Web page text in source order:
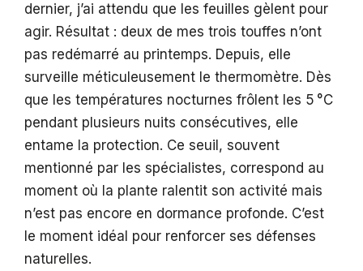
dernier, j’ai attendu que les feuilles gèlent pour
agir. Résultat : deux de mes trois touffes n’ont
pas redémarré au printemps. Depuis, elle
surveille méticuleusement le thermomètre. Dès
que les températures nocturnes frôlent les 5 °C
pendant plusieurs nuits consécutives, elle
entame la protection. Ce seuil, souvent
mentionné par les spécialistes, correspond au
moment où la plante ralentit son activité mais
n’est pas encore en dormance profonde. C’est
le moment idéal pour renforcer ses défenses
naturelles.